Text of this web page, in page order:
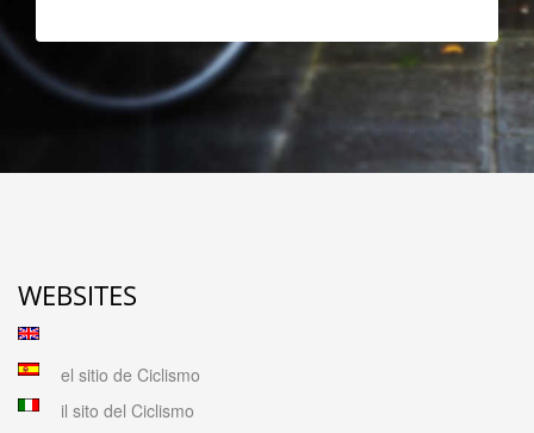
WEBSITES
el sitio de Ciclismo
il sito del Ciclismo